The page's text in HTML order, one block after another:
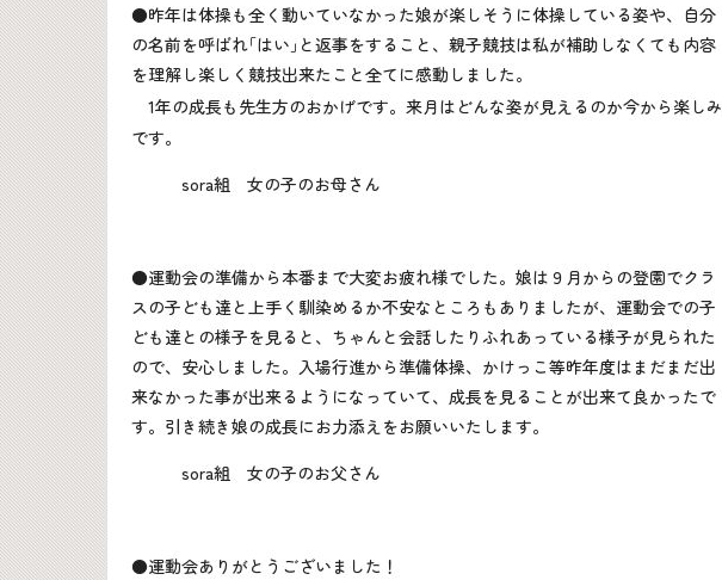
●昨年は体操も全く動いていなかった娘が楽しそうに体操している姿や、自分
の名前を呼ばれ｢はい｣と返事をすること、親子競技は私が補助しなくても内容
を理解し楽しく競技出来たこと全てに感動しました。
1年の成長も先生方のおかげです。来月はどんな姿が見えるのか今から楽しみ
です。
sora組 女の子のお母さん
●運動会の準備から本番まで大変お疲れ様でした。娘は９月からの登園でクラ
スの子ども達と上手く馴染めるか不安なところもありましたが、運動会での子
ども達との様子を見ると、ちゃんと会話したりふれあっている様子が見られた
ので、安心しました。入場行進から準備体操、かけっこ等昨年度はまだまだ出
来なかった事が出来るようになっていて、成長を見ることが出来て良かったで
す。引き続き娘の成長にお力添えをお願いいたします。
sora組 女の子のお父さん
●運動会ありがとうございました！